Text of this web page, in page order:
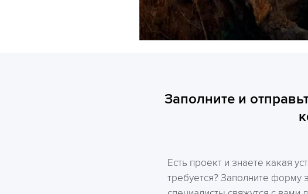
Заполните и
Есть проект и знаете какая
требуется? Заполните форму